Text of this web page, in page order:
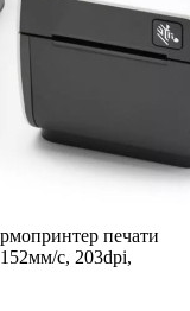
печати
с, 203dpi,